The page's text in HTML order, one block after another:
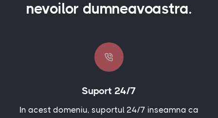
nevoilor dumneavoastra.
Suport 24/7
In acest domeniu, suportul 24/7 inseamna ca